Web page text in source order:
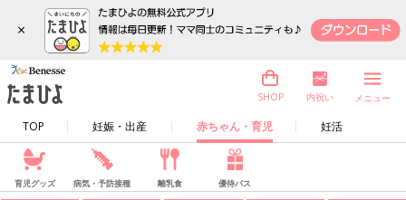
×
TOP 妊娠・出産 赤ちゃん・育児 妊活
SHOP 内祝い メニュー
育児グッズ 病気・予防接種 離乳食 優待パス